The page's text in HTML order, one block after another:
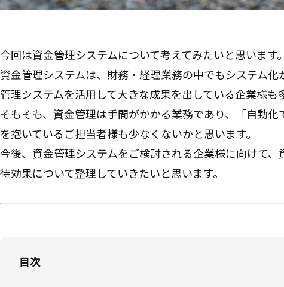
今回は資金管理システムについて考えてみたいと思います。
資金管理システムは、財務・経理業務の中でもシステム
管理システムを活用して大きな成果を出している企業様も
そもそも、資金管理は手間がかかる業務であり、「自動
を抱いているご担当者様も少なくないかと思います。
今後、資金管理システムをご検討される企業様に向けて
待効果について整理していきたいと思います。
目次